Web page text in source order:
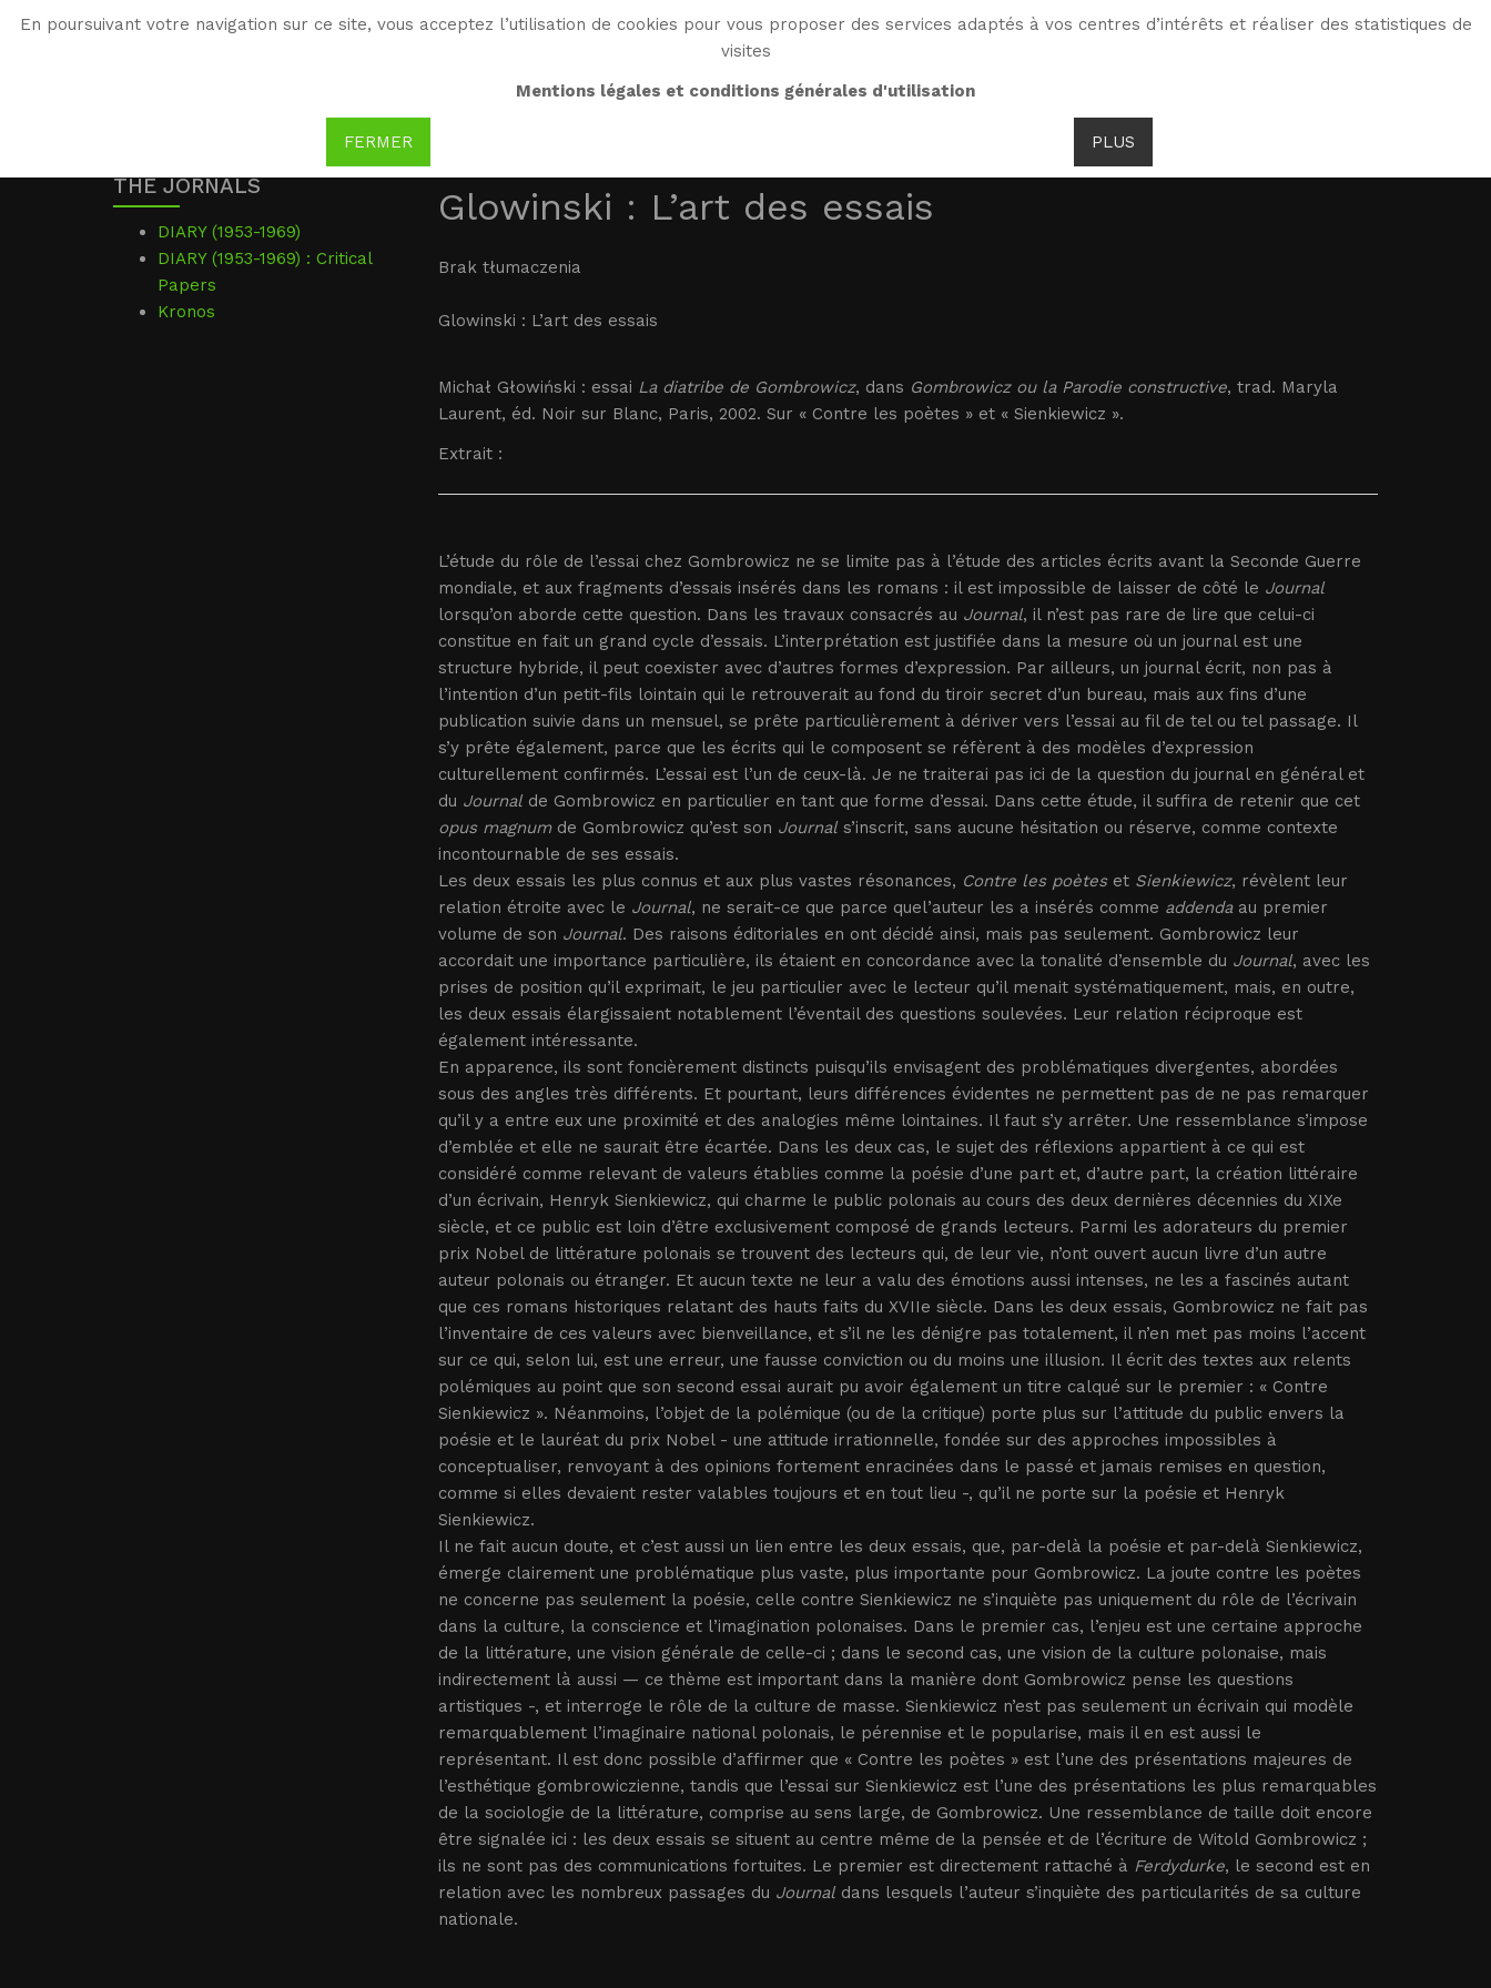
En poursuivant votre navigation sur ce site, vous acceptez l’utilisation de cookies pour vous proposer des services adaptés à vos centres d’intérêts et réaliser des statistiques de
visites
Mentions légales et conditions générales d'utilisation
FERMER PLUS
Glowinski : L’art des essais
Brak tłumaczenia
Glowinski : L’art des essais
Michał Głowiński : essai La diatribe de Gombrowicz, dans Gombrowicz ou la Parodie constructive, trad. Maryla
Laurent, éd. Noir sur Blanc, Paris, 2002. Sur « Contre les poètes » et « Sienkiewicz ».
Extrait :
L’étude du rôle de l’essai chez Gombrowicz ne se limite pas à l’étude des articles écrits avant la Seconde Guerre
mondiale, et aux fragments d’essais insérés dans les romans : il est impossible de laisser de côté le Journal
lorsqu’on aborde cette question. Dans les travaux consacrés au Journal, il n’est pas rare de lire que celui-ci
constitue en fait un grand cycle d’essais. L’interprétation est justifiée dans la mesure où un journal est une
structure hybride, il peut coexister avec d’autres formes d’expression. Par ailleurs, un journal écrit, non pas à
l’intention d’un petit-fils lointain qui le retrouverait au fond du tiroir secret d’un bureau, mais aux fins d’une
publication suivie dans un mensuel, se prête particulièrement à dériver vers l’essai au fil de tel ou tel passage. Il
s’y prête également, parce que les écrits qui le composent se réfèrent à des modèles d’expression
culturellement confirmés. L’essai est l’un de ceux-là. Je ne traiterai pas ici de la question du journal en général et
du Journalde Gombrowicz en particulier en tant que forme d’essai. Dans cette étude, il suffira de retenir que cet
opus magnumde Gombrowicz qu’est son Journals’inscrit, sans aucune hésitation ou réserve, comme contexte
incontournable de ses essais.
Les deux essais les plus connus et aux plus vastes résonances, Contre les poèteset Sienkiewicz, révèlent leur
relation étroite avec le Journal, ne serait-ce que parce quel’auteur les a insérés comme addendaau premier
volume de son Journal. Des raisons éditoriales en ont décidé ainsi, mais pas seulement. Gombrowicz leur
accordait une importance particulière, ils étaient en concordance avec la tonalité d’ensemble du Journal, avec les
prises de position qu’il exprimait, le jeu particulier avec le lecteur qu’il menait systématiquement, mais, en outre,
les deux essais élargissaient notablement l’éventail des questions soulevées. Leur relation réciproque est
également intéressante.
En apparence, ils sont foncièrement distincts puisqu’ils envisagent des problématiques divergentes, abordées
sous des angles très différents. Et pourtant, leurs différences évidentes ne permettent pas de ne pas remarquer
qu’il y a entre eux une proximité et des analogies même lointaines. Il faut s’y arrêter. Une ressemblance s’impose
d’emblée et elle ne saurait être écartée. Dans les deux cas, le sujet des réflexions appartient à ce qui est
considéré comme relevant de valeurs établies comme la poésie d’une part et, d’autre part, la création littéraire
d’un écrivain, Henryk Sienkiewicz, qui charme le public polonais au cours des deux dernières décennies du XIXe
siècle, et ce public est loin d’être exclusivement composé de grands lecteurs. Parmi les adorateurs du premier
prix Nobel de littérature polonais se trouvent des lecteurs qui, de leur vie, n’ont ouvert aucun livre d’un autre
auteur polonais ou étranger. Et aucun texte ne leur a valu des émotions aussi intenses, ne les a fascinés autant
que ces romans historiques relatant des hauts faits du XVIIe siècle. Dans les deux essais, Gombrowicz ne fait pas
l’inventaire de ces valeurs avec bienveillance, et s’il ne les dénigre pas totalement, il n’en met pas moins l’accent
sur ce qui, selon lui, est une erreur, une fausse conviction ou du moins une illusion. Il écrit des textes aux relents
polémiques au point que son second essai aurait pu avoir également un titre calqué sur le premier : « Contre
Sienkiewicz ». Néanmoins, l’objet de la polémique (ou de la critique) porte plus sur l’attitude du public envers la
poésie et le lauréat du prix Nobel - une attitude irrationnelle, fondée sur des approches impossibles à
conceptualiser, renvoyant à des opinions fortement enracinées dans le passé et jamais remises en question,
comme si elles devaient rester valables toujours et en tout lieu -, qu’il ne porte sur la poésie et Henryk
Sienkiewicz.
Il ne fait aucun doute, et c’est aussi un lien entre les deux essais, que, par-delà la poésie et par-delà Sienkiewicz,
émerge clairement une problématique plus vaste, plus importante pour Gombrowicz. La joute contre les poètes
ne concerne pas seulement la poésie, celle contre Sienkiewicz ne s’inquiète pas uniquement du rôle de l’écrivain
dans la culture, la conscience et l’imagination polonaises. Dans le premier cas, l’enjeu est une certaine approche
de la littérature, une vision générale de celle-ci ; dans le second cas, une vision de la culture polonaise, mais
indirectement là aussi — ce thème est important dans la manière dont Gombrowicz pense les questions
artistiques -, et interroge le rôle de la culture de masse. Sienkiewicz n’est pas seulement un écrivain qui modèle
remarquablement l’imaginaire national polonais, le pérennise et le popularise, mais il en est aussi le
représentant. Il est donc possible d’affirmer que « Contre les poètes » est l’une des présentations majeures de
l’esthétique gombrowiczienne, tandis que l’essai sur Sienkiewicz est l’une des présentations les plus remarquables
de la sociologie de la littérature, comprise au sens large, de Gombrowicz. Une ressemblance de taille doit encore
être signalée ici : les deux essais se situent au centre même de la pensée et de l’écriture de Witold Gombrowicz ;
ils ne sont pas des communications fortuites. Le premier est directement rattaché à Ferdydurke, le second est en
relation avec les nombreux passages du Journaldans lesquels l’auteur s’inquiète des particularités de sa culture
nationale.
THE JORNALS
DIARY (1953-1969)
DIARY (1953-1969) : Critical
Papers
Kronos